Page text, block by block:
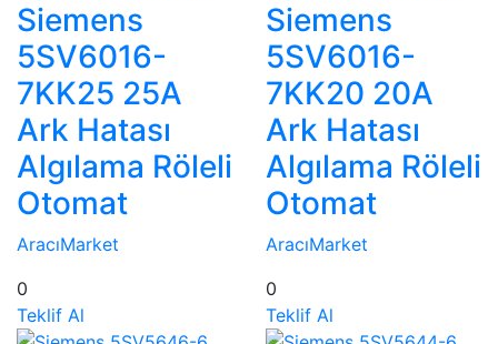
Siemens
5SV6016-
7KK25 25A
Ark Hatası
Algılama Röleli
Otomat
AracıMarket
0
Teklif Al
Siemens
5SV6016-
7KK20 20A
Ark Hatası
Algılama Röleli
Otomat
AracıMarket
0
Teklif Al